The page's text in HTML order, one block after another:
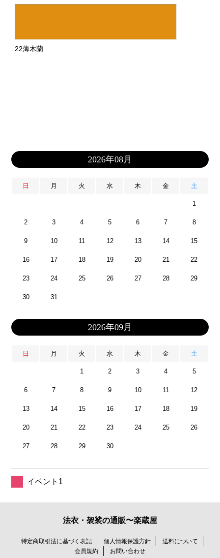
22薄木蘭
2026年08月
日 月 火 水 木 金 土
1
2 3 4 5 6 7 8
9 10 11 12 13 14 15
16 17 18 19 20 21 22
23 24 25 26 27 28 29
30 31
2026年09月
日 月 火 水 木 金 土
1 2 3 4 5
6 7 8 9 10 11 12
13 14 15 16 17 18 19
20 21 22 23 24 25 26
27 28 29 30
イベント1
法衣・袈裟の通販〜楽蔵屋
特定商取引法に基づく表記 個人情報保護方針
送料について
会員規約
お問い合わせ